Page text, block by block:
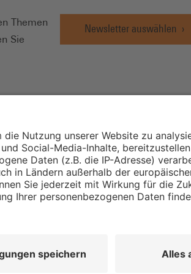
Themen
Sie
Newsletter auswählen
Wirtschafts- und
Institut